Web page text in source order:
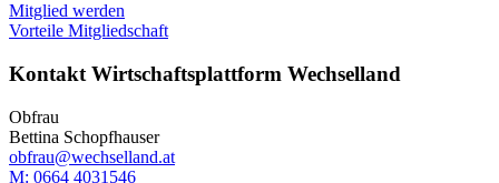
Mitglied werden
Vorteile Mitgliedschaft
Kontakt Wirtschaftsplattform Wechselland
Obfrau
Bettina Schopfhauser
obfrau@wechselland.at
M: 0664 4031546